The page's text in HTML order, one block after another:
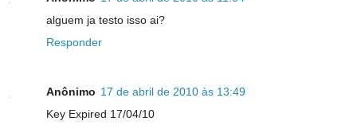
alguem ja testo isso ai?
Responder
Anônimo 17 de abril de 2010 às 13:49
Key Expired 17/04/10